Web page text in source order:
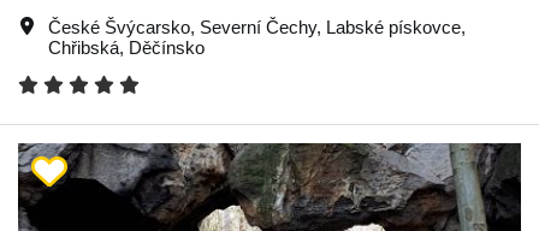
České Švýcarsko, Severní Čechy, Labské pískovce,
Chřibská, Děčínsko